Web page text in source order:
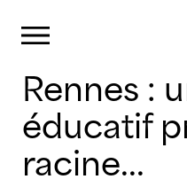
Skip
to
content
Rennes :
éducatif
racine...